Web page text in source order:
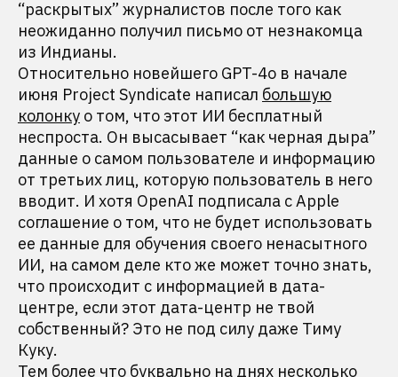
“раскрытых” журналистов после того как
неожиданно получил письмо от незнакомца
из Индианы.
Относительно новейшего GPT-4o в начале
июня Project Syndicate написал большую
колонку о том, что этот ИИ бесплатный
неспроста. Он высасывает “как черная дыра”
данные о самом пользователе и информацию
от третьих лиц, которую пользователь в него
вводит. И хотя OpenAI подписала с Apple
соглашение о том, что не будет использовать
ее данные для обучения своего ненасытного
ИИ, на самом деле кто же может точно знать,
что происходит с информацией в дата-
центре, если этот дата-центр не твой
собственный? Это не под силу даже Тиму
Куку.
Тем более что буквально на днях несколько